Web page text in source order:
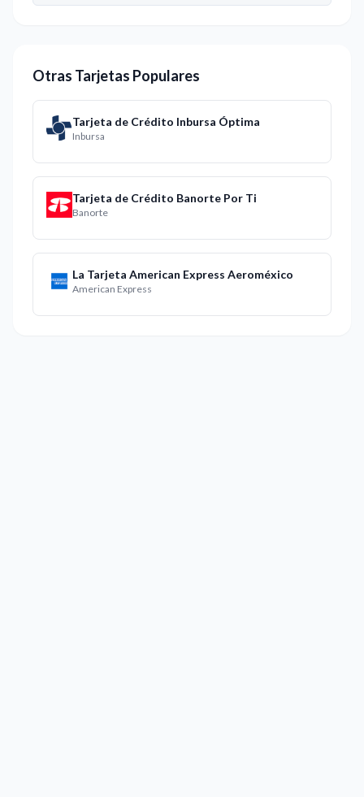
Otras Tarjetas Populares
Tarjeta de Crédito Inbursa Óptima
Inbursa
Tarjeta de Crédito Banorte Por Ti
Banorte
La Tarjeta American Express Aeroméxico
American Express